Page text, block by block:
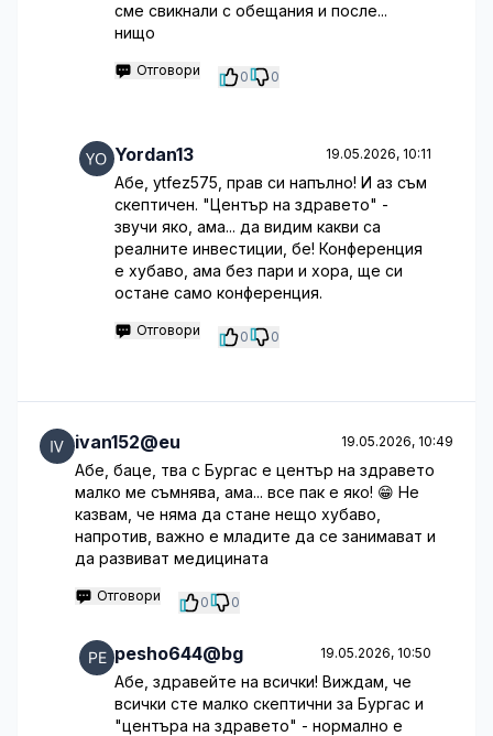
сме свикнали с обещания и после...
нищо
Отговори 0 0
Yordan13 19.05.2026, 10:11
Абе, ytfez575, прав си напълно! И аз съм
скептичен. "Център на здравето" -
звучи яко, ама... да видим какви са
реалните инвестиции, бе! Конференция
е хубаво, ама без пари и хора, ще си
остане само конференция.
Отговори 0 0
ivan152@eu 19.05.2026, 10:49
Абе, баце, тва с Бургас е център на здравето
малко ме съмнява, ама... все пак е яко! 😁 Не
казвам, че няма да стане нещо хубаво,
напротив, важно е младите да се занимават и
да развиват медицината
Отговори 0 0
pesho644@bg 19.05.2026, 10:50
Абе, здравейте на всички! Виждам, че
всички сте малко скептични за Бургас и
"центъра на здравето" - нормално е